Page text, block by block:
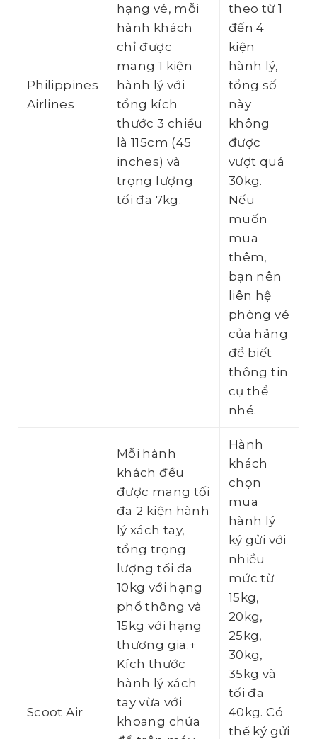
Philippines
Airlines
hạng vé, mỗi
hành khách
chỉ được
mang 1 kiện
hành lý với
tổng kích
thước 3 chiều
là 115cm (45
inches) và
trọng lượng
tối đa 7kg.
theo từ 1
đến 4
kiện
hành lý,
tổng số
này
không
được
vượt quá
30kg.
Nếu
muốn
mua
thêm,
bạn nên
liên hệ
phòng vé
của hãng
để biết
thông tin
cụ thể
nhé.
Scoot Air
Mỗi hành
khách đều
được mang tối
đa 2 kiện hành
lý xách tay,
tổng trọng
lượng tối đa
10kg với hạng
phổ thông và
15kg với hạng
thương gia.+
Kích thước
hành lý xách
tay vừa với
khoang chứa
Hành
khách
chọn
mua
hành lý
ký gửi với
nhiều
mức từ
15kg,
20kg,
25kg,
30kg,
35kg và
tối đa
40kg. Có
thể ký gửi